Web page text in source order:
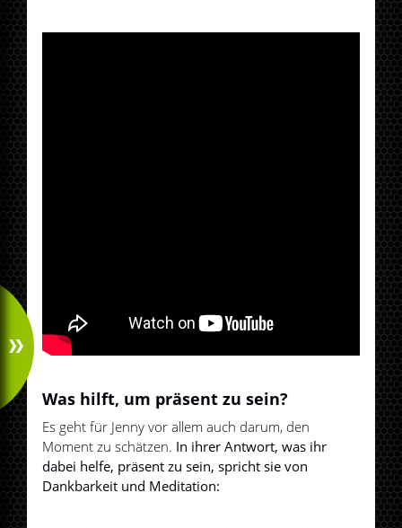
Was hilft, um präsent zu sein?
Es geht für Jenny vor allem auch darum, den
Moment zu schätzen. In ihrer Antwort, was ihr
dabei helfe, präsent zu sein, spricht sie von
Dankbarkeit und Meditation: